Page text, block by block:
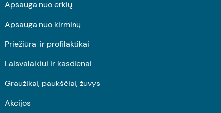
Apsauga nuo erkių
Apsauga nuo kirminų
Priežiūrai ir profilaktikai
Laisvalaikiui ir kasdienai
Graužikai, paukščiai, žuvys
Akcijos